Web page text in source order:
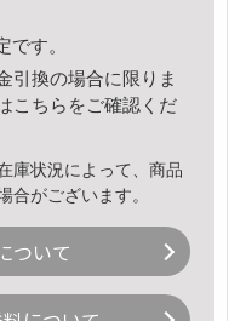
です。
引換の場合に限りま
こちら をご確認くだ
庫状況によって、商品
合がございます。
ついて